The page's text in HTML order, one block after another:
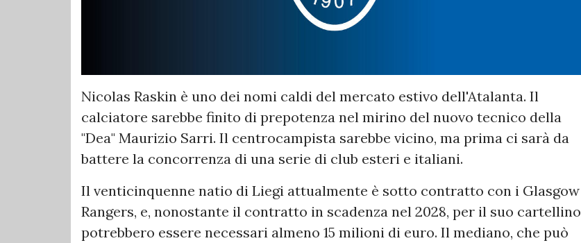
Nicolas Raskin è uno dei nomi caldi del mercato estivo dell'Atalanta. Il
calciatore sarebbe finito di prepotenza nel mirino del nuovo tecnico della
"Dea" Maurizio Sarri. Il centrocampista sarebbe vicino, ma prima ci sarà da
battere la concorrenza di una serie di club esteri e italiani.
Il venticinquenne natio di Liegi attualmente è sotto contratto con i Glasgow
Rangers, e, nonostante il contratto in scadenza nel 2028, per il suo cartellino
potrebbero essere necessari almeno 15 milioni di euro. Il mediano, che può